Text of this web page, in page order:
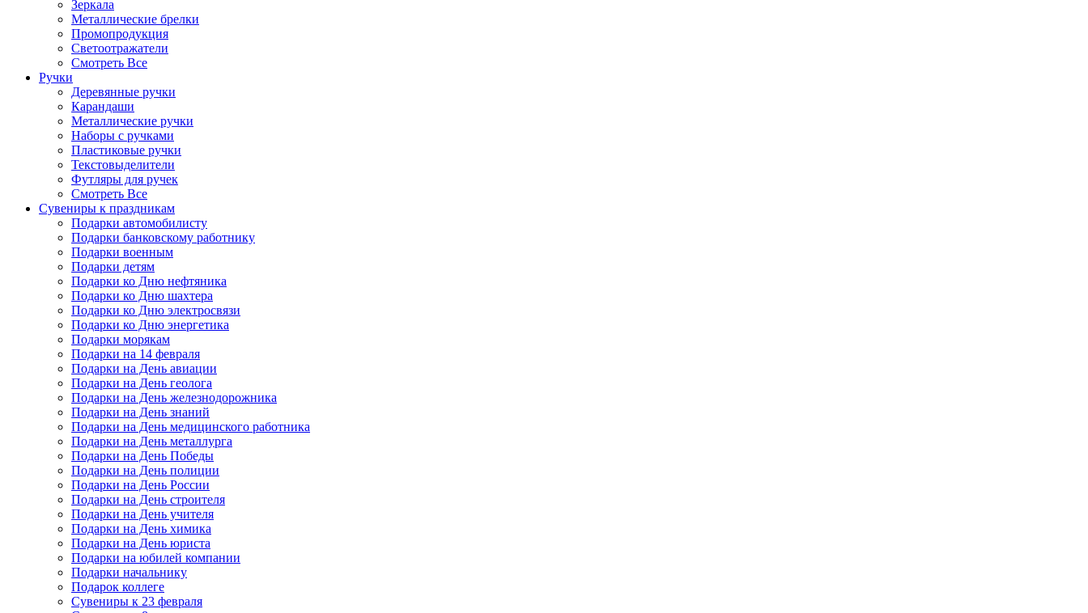
Зеркала
Металлические брелки
Промопродукция
Светоотражатели
Смотреть Все
Ручки
Деревянные ручки
Карандаши
Металлические ручки
Наборы с ручками
Пластиковые ручки
Текстовыделители
Футляры для ручек
Смотреть Все
Сувениры к праздникам
Подарки автомобилисту
Подарки банковскому работнику
Подарки военным
Подарки детям
Подарки ко Дню нефтяника
Подарки ко Дню шахтера
Подарки ко Дню электросвязи
Подарки ко Дню энергетика
Подарки морякам
Подарки на 14 февраля
Подарки на День авиации
Подарки на День геолога
Подарки на День железнодорожника
Подарки на День знаний
Подарки на День медицинского работника
Подарки на День металлурга
Подарки на День Победы
Подарки на День полиции
Подарки на День России
Подарки на День строителя
Подарки на День учителя
Подарки на День химика
Подарки на День юриста
Подарки на юбилей компании
Подарки начальнику
Подарок коллеге
Сувениры к 23 февраля